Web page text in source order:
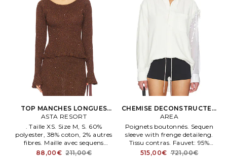
TOP MANCHES LONGUES
MICHAELA en Chocolat
ASTA RESORT
. Taille XS. Size M, S. 60%
polyester, 38% coton, 2% autres
fibres. Maille avec sequens
devant et dos. Cet article n'est
88,00€ 211,00€
CHEMISE DECONSTRUCTED
SEQUen OXFORD en Blanc
AREA
Poignets boutonnés. Sequen
sleeve with frenge detaileng.
Tissu contras. Fauvet: 95%
polyester, 5% élasthanne.
515,00€ 721,00€